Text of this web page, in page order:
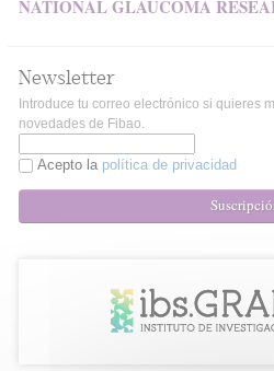
NATIONAL GLAUCOMA
Newsletter
Introduce tu correo electrónico si quieres
novedades de Fibao.
Acepto la política de privacidad